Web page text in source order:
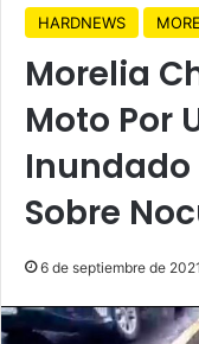
HARDNEWS
Morelia
Moto Por
Inundado
Sobre
6 de septiembre de 2021